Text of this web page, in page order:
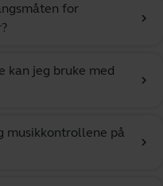
for
chevron_right
kan jeg bruke med
chevron_right
musikkontrollene på
chevron_right